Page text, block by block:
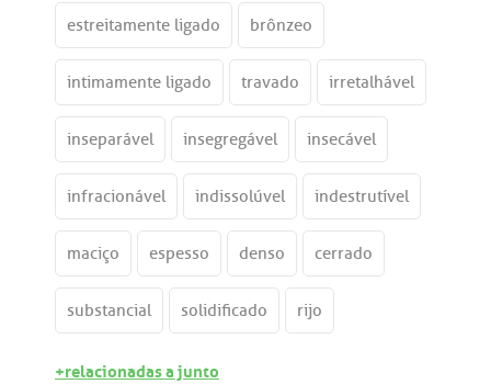
estreitamente ligado brônzeo
intimamente ligado travado irretalhável
inseparável insegregável insecável
infracionável indissolúvel indestrutível
maciço espesso denso cerrado
substancial solidificado rijo
+relacionadas a junto